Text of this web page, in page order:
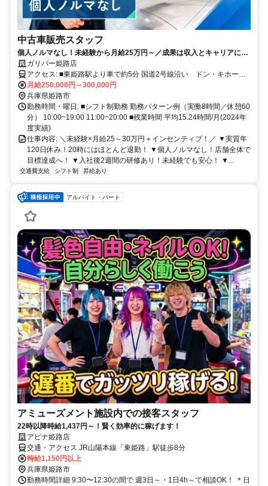
中古車販売スタッフ
個人ノルマなし！未経験から月給25万円～／成果は収入とキャリアにし
っかり反映♪
ガリバー姫路店
アクセス: ■東姫路駅より車で約5分 国道2号線沿い ドン・キホーテ
さんより東に450m
月給250,000円～300,000円
兵庫県姫路市
勤務時間・曜日: ■シフト制勤務 勤務パターン例（実働8時間／休憩60
分） 10:00~19:00 11:00~20:00 ■残業時間 平均15.24時間/月(2024年
度実績)
仕事内容: ＼未経験×月給25～30万円＋インセンティブ！／ ▼実質年
120日休み！20時にはほとんど退勤！ ▼個人ノルマなし！店舗全体で
目標達成へ！ ▼入社後2週間の研修あり！未経験でも安心！ ▼...
交通費支給 シフト制 昇給あり
アルバイト・パート
アミューズメント施設内での接客スタッフ
22時以降時給1,437円～！賢く効率的に稼げます！
アピナ姫路店
交通・アクセス JR山陽本線「東姫路」駅徒歩8分
時給1,150円以上
兵庫県姫路市
勤務時間詳細 9:30〜12:30の間で 週3日～・1日4h～で相談OK！ ＊日